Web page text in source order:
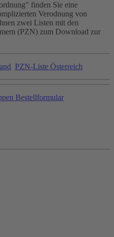
finden Sie eine
Verodnung von
zwei Listen mit den
(PZN) zum Download zur
PZN-Liste Österreich